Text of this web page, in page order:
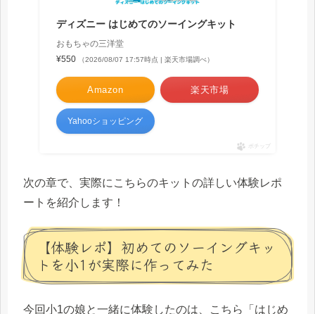
ディズニー はじめてのソーイングキット
おもちゃの三洋堂
¥550
（2026/08/07 17:57時点 | 楽天市場調べ）
Amazon 楽天市場
Yahooショッピング
ポチップ
次の章で、実際にこちらのキットの詳しい体験レポ
ートを紹介します！
【体験レポ】初めてのソーイングキッ
トを小1が実際に作ってみた
今回小1の娘と一緒に体験したのは、こちら「はじめ